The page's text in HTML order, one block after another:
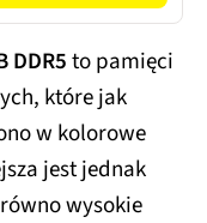
DDR5to pamięci
które jak
w kolorowe
jest jednak
wysokie